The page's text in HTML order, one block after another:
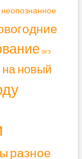
неопознанное
огэ
на новый
разное